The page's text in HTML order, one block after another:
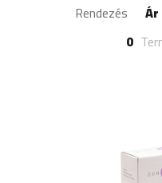
Rendezés
0